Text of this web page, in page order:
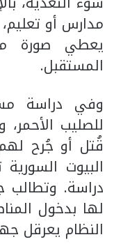
مدارس أو
يعطي صورة
المستقبل.
وفي دراسة
للصليب
البيوت
دراسة. وتطالب
لها بدخول
النظام يعرقل